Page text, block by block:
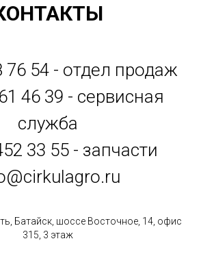
76 54 - отдел продаж
46 39 - сервисная
служба
33 55 - запчасти
Батайск, шоссе Восточное, 14, офис
315, 3 этаж